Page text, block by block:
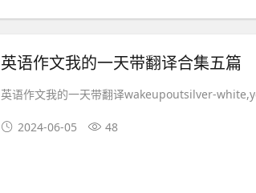
英语作文我的一天带翻译合集五篇
英语作文我的一天带翻译wakeupoutsilver-
2024-06-05 48